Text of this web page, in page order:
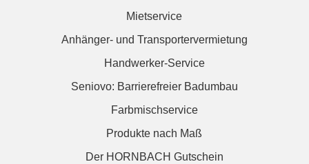
Mietservice
Anhänger- und Transportervermietung
Handwerker-Service
Seniovo: Barrierefreier Badumbau
Farbmischservice
Produkte nach Maß
Der HORNBACH Gutschein